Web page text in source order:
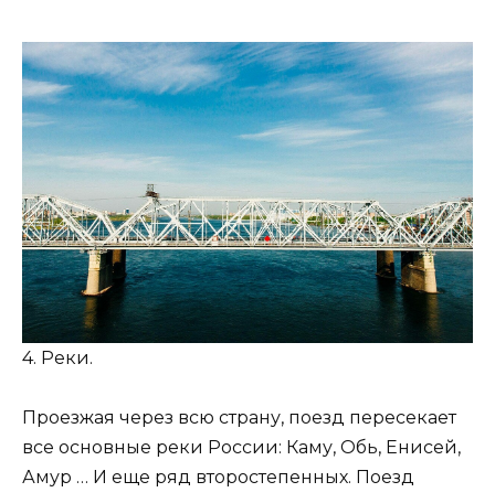
4. Реки.
Проезжая через всю страну, поезд пересекает
все основные реки России: Каму, Обь, Енисей,
Амур … И еще ряд второстепенных. Поезд